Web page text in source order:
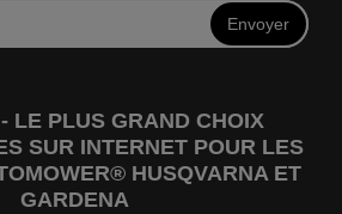
Envoyer
LE PLUS GRAND CHOIX
SUR INTERNET POUR LES
HUSQVARNA ET
GARDENA